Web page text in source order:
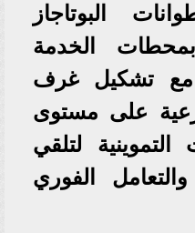
البوتاجاز
بمحطات الخدمة
مع تشكيل غرف
على مستوى
التموينية لتلقي
الفوري